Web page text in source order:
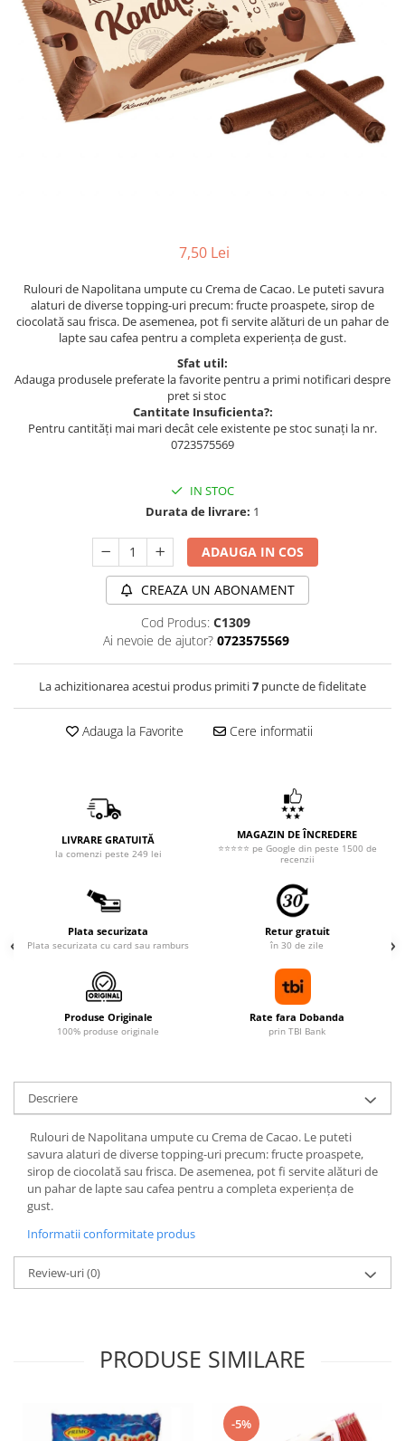
7,50 Lei
Rulouri de Napolitana umpute cu Crema de Cacao. Le puteti savura
alaturi de diverse topping-uri precum: fructe proaspete, sirop de
ciocolată sau frisca. De asemenea, pot fi servite alături de un pahar de
lapte sau cafea pentru a completa experiența de gust.
Sfat util:
Adauga produsele preferate la favorite pentru a primi notificari despre
pret si stoc
Cantitate Insuficienta?:
Pentru cantități mai mari decât cele existente pe stoc sunați la nr.
0723575569
IN STOC
Durata de livrare: 1
ADAUGA IN COS
CREAZA UN ABONAMENT
Cod Produs: C1309
Ai nevoie de ajutor? 0723575569
La achizitionarea acestui produs primiti7 puncte de fidelitate
Adauga la Favorite Cere informatii
LIVRARE GRATUITĂ
la comenzi peste 249 lei
MAGAZIN DE ÎNCREDERE
⭐⭐⭐⭐⭐ pe Google din peste 1500 de
recenzii
Plata securizata
Plata securizata cu card sau ramburs
Retur gratuit
în 30 de zile
Produse Originale
100% produse originale
Rate fara Dobanda
prin TBI Bank
Descriere
Rulouri de Napolitana umpute cu Crema de Cacao. Le puteti
savura alaturi de diverse topping-uri precum: fructe proaspete,
sirop de ciocolată sau frisca. De asemenea, pot fi servite alături de
un pahar de lapte sau cafea pentru a completa experiența de
gust.
Informatii conformitate produs
Review-uri(0)
PRODUSE SIMILARE
-5%